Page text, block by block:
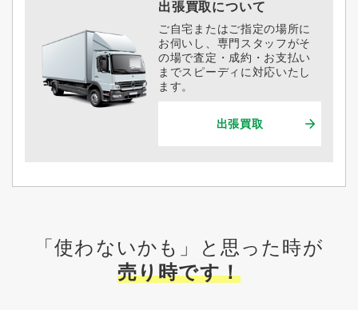
出張買取について
ご自宅またはご指定の場所に
お伺いし、専門スタッフがそ
の場で査定・成約・お支払い
までスピーディに対応いたし
ます。
出張買取
「使わないかも」と思った時が
売り時です！